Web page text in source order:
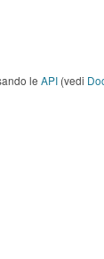
le API (vedi